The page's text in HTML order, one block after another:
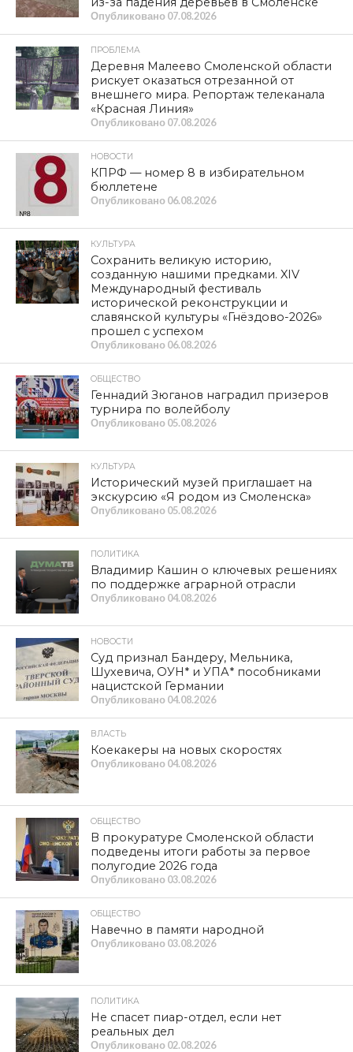
Опубликовано 07.08.2026
ПРОБЛЕМА
Деревня Малеево Смоленской области
рискует оказаться отрезанной от
внешнего мира. Репортаж телеканала
«Красная Линия»
Опубликовано 07.08.2026
НОВОСТИ
КПРФ — номер 8 в избирательном
бюллетене
Опубликовано 06.08.2026
КУЛЬТУРА
Сохранить великую историю,
созданную нашими предками. XIV
Международный фестиваль
исторической реконструкции и
славянской культуры «Гнёздово-2026»
прошел с успехом
Опубликовано 06.08.2026
ОБЩЕСТВО
Геннадий Зюганов наградил призеров
турнира по волейболу
Опубликовано 05.08.2026
КУЛЬТУРА
Исторический музей приглашает на
экскурсию «Я родом из Смоленска»
Опубликовано 05.08.2026
ПОЛИТИКА
Владимир Кашин о ключевых решениях
по поддержке аграрной отрасли
Опубликовано 04.08.2026
НОВОСТИ
Суд признал Бандеру, Мельника,
Шухевича, ОУН* и УПА* пособниками
нацистской Германии
Опубликовано 04.08.2026
ВЛАСТЬ
Коекакеры на новых скоростях
Опубликовано 04.08.2026
ОБЩЕСТВО
В прокуратуре Смоленской области
подведены итоги работы за первое
полугодие 2026 года
Опубликовано 03.08.2026
ОБЩЕСТВО
Навечно в памяти народной
Опубликовано 03.08.2026
ПОЛИТИКА
Не спасет пиар-отдел, если нет
реальных дел
Опубликовано 02.08.2026